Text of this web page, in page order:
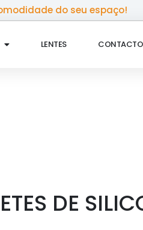
do seu espaço!
LENTES
DE